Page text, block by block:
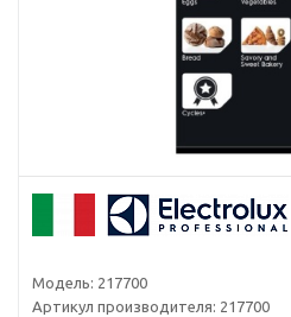
Модель: 217700
Артикул производителя: 217700